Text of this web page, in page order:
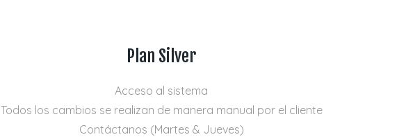
Plan Silver
Acceso al sistema
Todos los cambios se realizan de manera manual por el cliente
Contáctanos (Martes & Jueves)